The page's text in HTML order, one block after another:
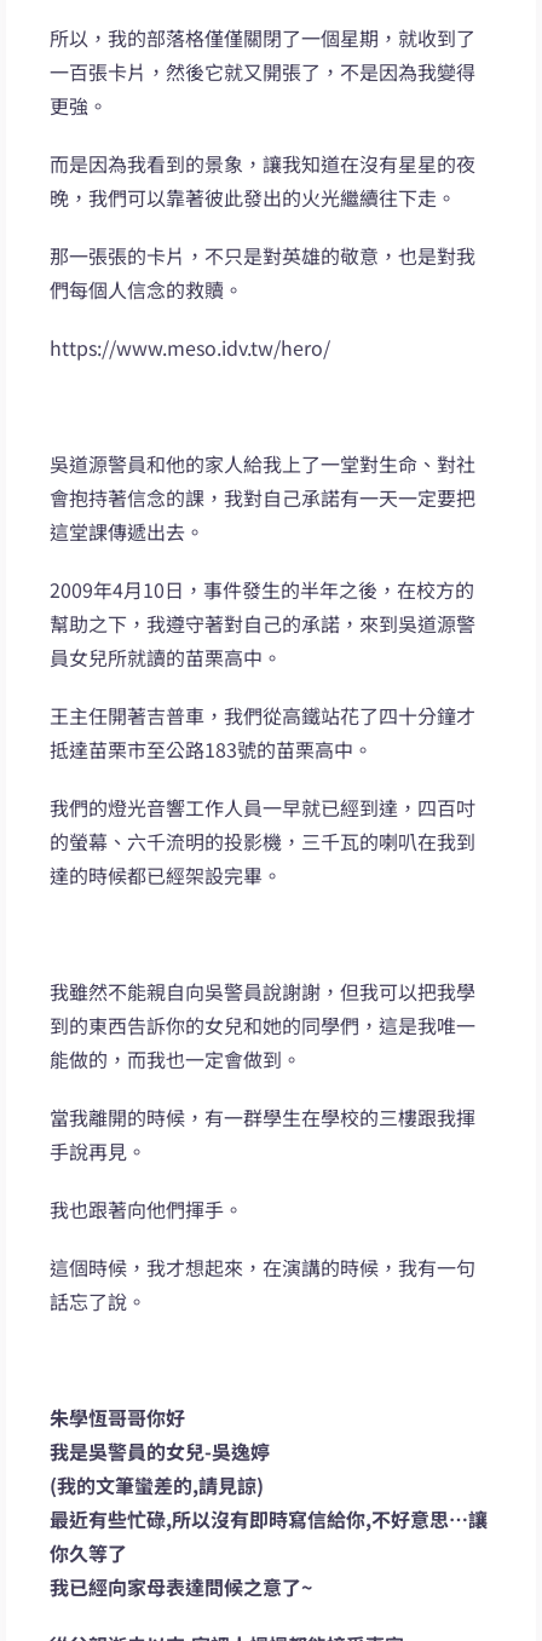
所以，我的部落格僅僅關閉了一個星期，就收到了
一百張卡片，然後它就又開張了，不是因為我變得
更強。
而是因為我看到的景象，讓我知道在沒有星星的夜
晚，我們可以靠著彼此發出的火光繼續往下走。
那一張張的卡片，不只是對英雄的敬意，也是對我
們每個人信念的救贖。
https://www.meso.idv.tw/hero/
吳道源警員和他的家人給我上了一堂對生命、對社
會抱持著信念的課，我對自己承諾有一天一定要把
這堂課傳遞出去。
2009年4月10日，事件發生的半年之後，在校方的
幫助之下，我遵守著對自己的承諾，來到吳道源警
員女兒所就讀的苗栗高中。
王主任開著吉普車，我們從高鐵站花了四十分鐘才
抵達苗栗市至公路183號的苗栗高中。
我們的燈光音響工作人員一早就已經到達，四百吋
的螢幕、六千流明的投影機，三千瓦的喇叭在我到
達的時候都已經架設完畢。
我雖然不能親自向吳警員說謝謝，但我可以把我學
到的東西告訴你的女兒和她的同學們，這是我唯一
能做的，而我也一定會做到。
當我離開的時候，有一群學生在學校的三樓跟我揮
手說再見。
我也跟著向他們揮手。
這個時候，我才想起來，在演講的時候，我有一句
話忘了說。
朱學恆哥哥你好
我是吳警員的女兒-吳逸婷
(我的文筆蠻差的,請見諒)
最近有些忙碌,所以沒有即時寫信給你,不好意思…讓
你久等了
我已經向家母表達問候之意了~